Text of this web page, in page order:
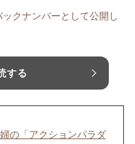
クナンバーとして公開し
する
の「アクションパラダ